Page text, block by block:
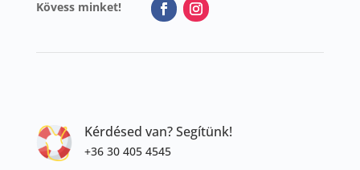
Kövess minket!
Kérdésed van? Segítünk!
+36 30 405 4545